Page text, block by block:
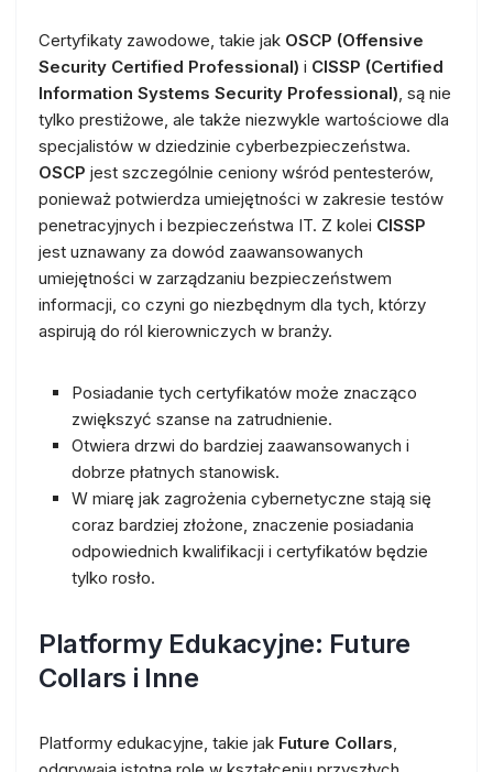
Certyfikaty zawodowe, takie jak OSCP (Offensive
Security Certified Professional) i CISSP (Certified
Information Systems Security Professional), są nie
tylko prestiżowe, ale także niezwykle wartościowe dla
specjalistów w dziedzinie cyberbezpieczeństwa.
OSCP jest szczególnie ceniony wśród pentesterów,
ponieważ potwierdza umiejętności w zakresie testów
penetracyjnych i bezpieczeństwa IT. Z kolei CISSP
jest uznawany za dowód zaawansowanych
umiejętności w zarządzaniu bezpieczeństwem
informacji, co czyni go niezbędnym dla tych, którzy
aspirują do ról kierowniczych w branży.
Posiadanie tych certyfikatów może znacząco
zwiększyć szanse na zatrudnienie.
Otwiera drzwi do bardziej zaawansowanych i
dobrze płatnych stanowisk.
W miarę jak zagrożenia cybernetyczne stają się
coraz bardziej złożone, znaczenie posiadania
odpowiednich kwalifikacji i certyfikatów będzie
tylko rosło.
Platformy Edukacyjne: Future
Collars i Inne
Platformy edukacyjne, takie jak Future Collars,